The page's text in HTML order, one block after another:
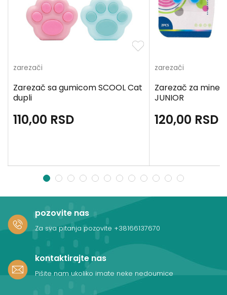
zarezači
Zarezač sa gumicom SCOOL Cat
dupli
110,00 RSD
zarezači
Zarezač za mine
JUNIOR
120,00 RSD
1 2 3 4 5 6 7 8 9 10 11 12
pozovite nas
Za sva pitanja pozovite +38166137670
kontaktirajte nas
Pišite nam ukoliko imate neke nedoumice